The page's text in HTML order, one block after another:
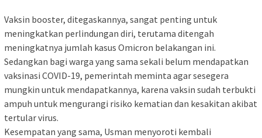
Vaksin booster, ditegaskannya, sangat penting untuk
meningkatkan perlindungan diri, terutama ditengah
meningkatnya jumlah kasus Omicron belakangan ini.
Sedangkan bagi warga yang sama sekali belum mendapatkan
vaksinasi COVID-19, pemerintah meminta agar sesegera
mungkin untuk mendapatkannya, karena vaksin sudah terbukti
ampuh untuk mengurangi risiko kematian dan kesakitan akibat
tertular virus.
Kesempatan yang sama, Usman menyoroti kembali